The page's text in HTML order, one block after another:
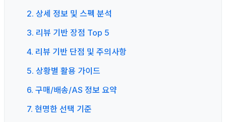
2. 상세 정보 및 스펙 분석
3. 리뷰 기반 장점 Top 5
4. 리뷰 기반 단점 및 주의사항
5. 상황별 활용 가이드
6. 구매/배송/AS 정보 요약
7. 현명한 선택 기준